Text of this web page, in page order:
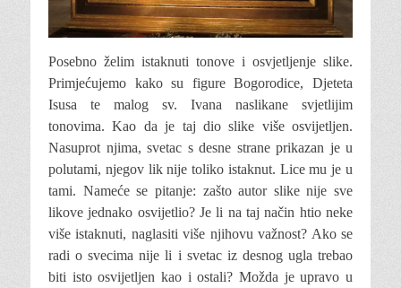
Posebno želim istaknuti tonove i osvjetljenje slike.
Primjećujemo kako su figure Bogorodice, Djeteta
Isusa te malog sv. Ivana naslikane svjetlijim
tonovima. Kao da je taj dio slike više osvijetljen.
Nasuprot njima, svetac s desne strane prikazan je u
polutami, njegov lik nije toliko istaknut. Lice mu je u
tami. Nameće se pitanje: zašto autor slike nije sve
likove jednako osvijetlio? Je li na taj način htio neke
više istaknuti, naglasiti više njihovu važnost? Ako se
radi o svecima nije li i svetac iz desnog ugla trebao
biti isto osvijetljen kao i ostali? Možda je upravo u